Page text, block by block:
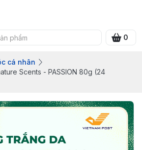
0
cá nhân
Scents - PASSION 80g (24